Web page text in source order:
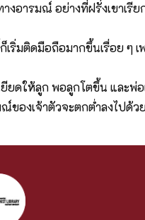
ารมณ์ อย่างที่ฝรั่งเขาเรียก
ติดมือถือมากขึ้นเรื่อย ๆ เพร
ยดให้ลูก พอลูกโตขึ้น และพ่
ของเจ้าตัวจะตกต่ำลงไปด้ว